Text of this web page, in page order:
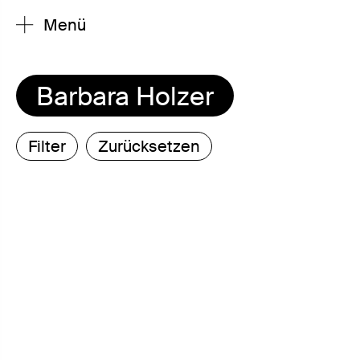
Menü
Barbara Holzer
Filter Zurücksetzen